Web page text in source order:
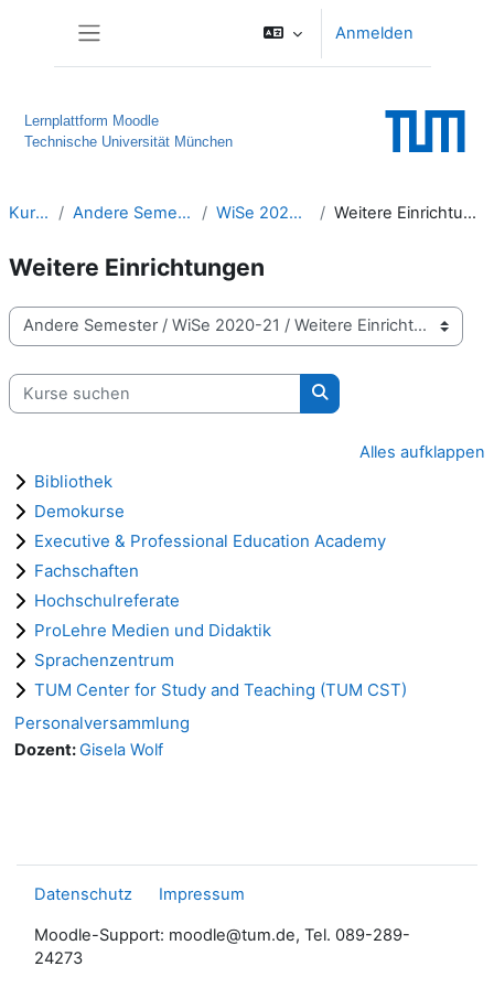
Anmelden
Lernplattform Moodle
Technische Universität München
Kurse Andere Semester WiSe 2020-21 Weitere Einrichtungen
Weitere Einrichtungen
Kursbereiche
Kurse suchen
Kurse suchen
Alles aufklappen
Bibliothek
Demokurse
Executive & Professional Education Academy
Fachschaften
Hochschulreferate
ProLehre Medien und Didaktik
Sprachenzentrum
TUM Center for Study and Teaching (TUM CST)
Personalversammlung
Dozent:Gisela Wolf
Datenschutz Impressum
Moodle-Support: moodle@tum.de, Tel. 089-289-
24273